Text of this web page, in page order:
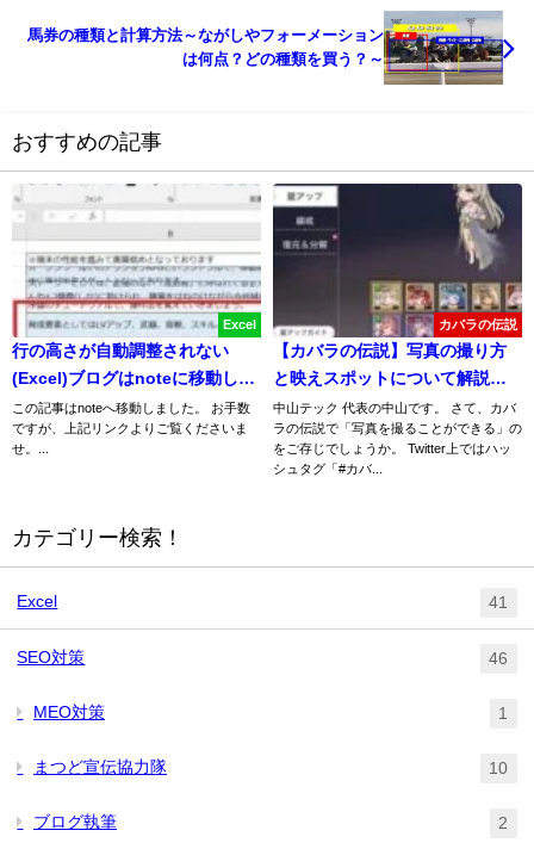
馬券の種類と計算方法～ながしやフォーメーション
は何点？どの種類を買う？～
おすすめの記事
Excel
行の高さが自動調整されない
(Excel)ブログはnoteに移動しま
した【リンクあり】
この記事はnoteへ移動しました。 お手数
ですが、上記リンクよりご覧くださいま
せ。...
カバラの伝説
【カバラの伝説】写真の撮り方
と映えスポットについて解説
【カバデン】
中山テック 代表の中山です。 さて、カバ
ラの伝説で「写真を撮ることができる」の
をご存じでしょうか。 Twitter上ではハッ
シュタグ「#カバ...
カテゴリー検索！
Excel 41
SEO対策 46
MEO対策 1
まつど宣伝協力隊 10
ブログ執筆 2